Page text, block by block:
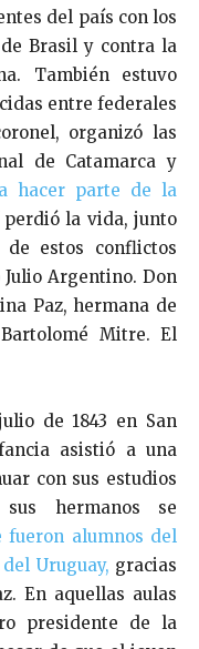
del país con los
Brasil y contra la
También estuvo
entre federales
organizó las
de Catamarca y
hacer parte de la
la vida, junto
estos conflictos
Argentino. Don
Paz, hermana de
Mitre. El
de 1843 en San
asistió a una
con sus estudios
hermanos se
fueron alumnos del
Uruguay, gracias
En aquellas aulas
presidente de la